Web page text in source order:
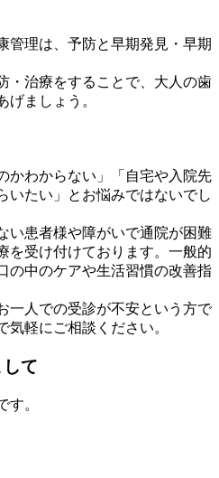
管理は、予防と早期発見・早期
・治療をすることで、大人の歯
げましょう。
かわからない」「自宅や入院先
いたい」とお悩みではないでし
い患者様や障がいで通院が困難
を受け付けております。一般的
の中のケアや生活習慣の改善指
一人での受診が不安という方で
気軽にご相談ください。
て
す。